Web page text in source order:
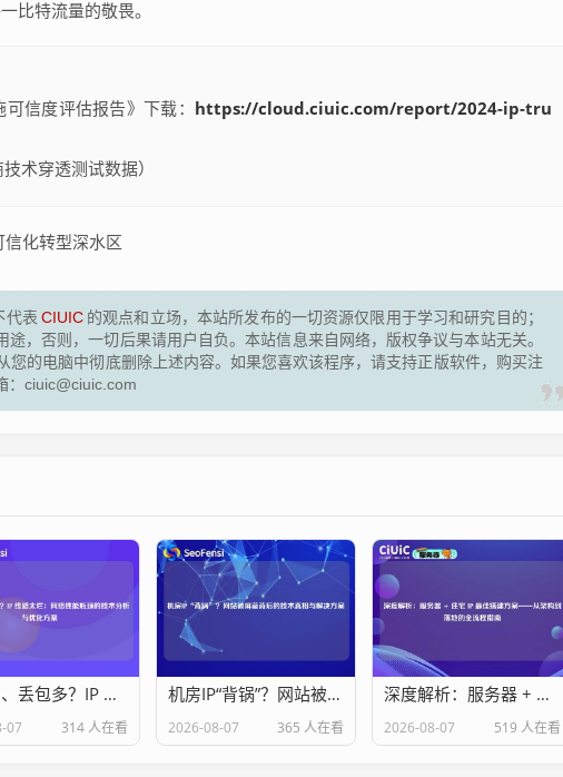
比特流量的敬畏。
信度评估报告》下载： https://cloud.ciuic.com/report/2024-ip-tru
术穿透测试数据）
化转型深水区
代表 CIUIC 的观点和立场，本站所发布的一切资源仅限用于学习和研究目的；
，否则，一切后果请用户自负。本站信息来自网络，版权争议与本站无关。
您的电脑中彻底删除上述内容。如果您喜欢该程序，请支持正版软件，购买注
：ciuic@ciuic.com
延迟高、丢包多？IP 线路太烂：网络性能瓶颈的技术分析与优化方案
07 314 人在看
机房IP“背锅”？网站被屏蔽背后的技术真相与解决方案
2026-08-07 365 人在看
深度解析：服务器 + 住宅 IP 最佳搭建方案——从架构到落地的全流程指南
2026-08-07 519 人在看